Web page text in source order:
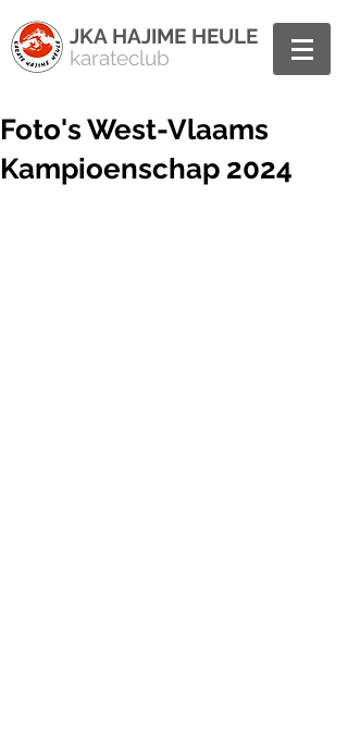
JKA HAJIME HEULE
karateclub
Foto's West-Vlaams
Kampioenschap 2024